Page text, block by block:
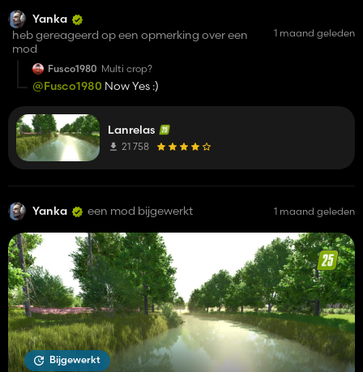
Yanka
heb gereageerd op een opmerking over een
mod
1 maand geleden
Fusco1980 Multi crop?
@Fusco1980 Now Yes :)
Lanrelas
21 758
Yanka een mod bijgewerkt 1 maand geleden
Bijgewerkt